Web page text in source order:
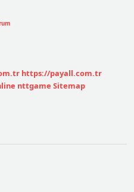
https://payall.com.tr
nttgame Sitemap